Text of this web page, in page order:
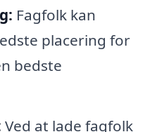
Fagfolk kan
placering for
bedste
Ved at lade fagfolk